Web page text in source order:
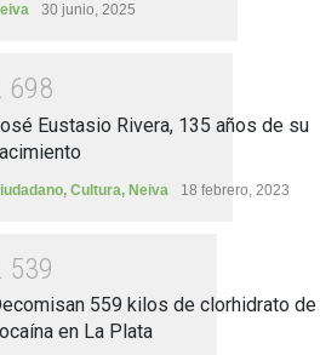
30 junio, 2025
698
Eustasio Rivera, 135 años de su
, Cultura, Neiva 18 febrero, 2023
539
559 kilos de clorhidrato de
en La Plata